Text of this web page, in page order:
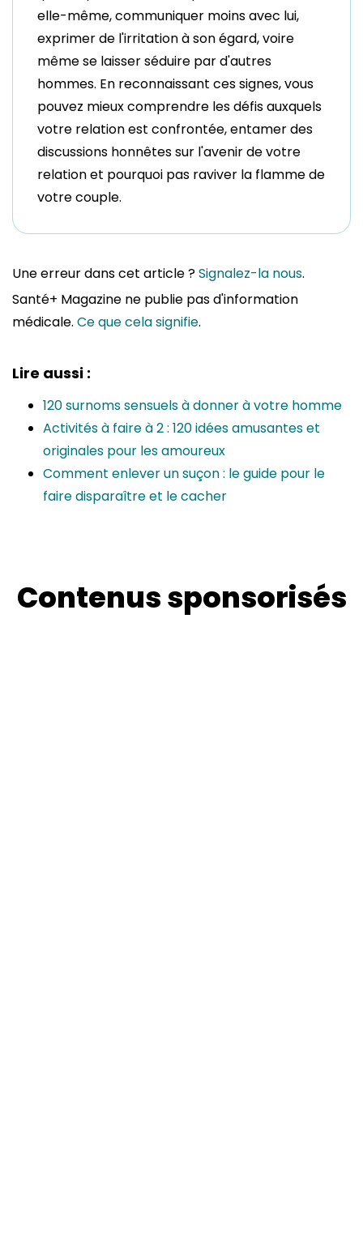
elle-même, communiquer moins avec lui,
exprimer de l'irritation à son égard, voire
même se laisser séduire par d'autres
hommes. En reconnaissant ces signes, vous
pouvez mieux comprendre les défis auxquels
votre relation est confrontée, entamer des
discussions honnêtes sur l'avenir de votre
relation et pourquoi pas raviver la flamme de
votre couple.
Une erreur dans cet article ?Signalez-la nous.
Santé+ Magazine ne publie pas d'information
médicale. Ce que cela signifie.
Lire aussi :
120 surnoms sensuels à donner à votre homme
Activités à faire à 2 : 120 idées amusantes et
originales pour les amoureux
Comment enlever un suçon : le guide pour le
faire disparaître et le cacher
Contenus sponsorisés